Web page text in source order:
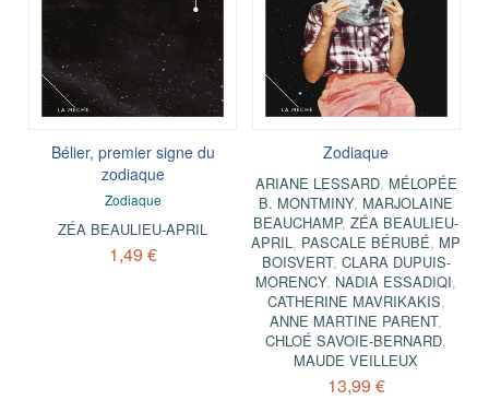
Bélier, premier signe du
zodiaque
Zodiaque
ZÉA BEAULIEU-APRIL
1,49 €
Zodiaque
ARIANE LESSARD, MÉLOPÉE
B. MONTMINY, MARJOLAINE
BEAUCHAMP,ZÉA BEAULIEU-
APRIL, PASCALE BÉRUBÉ, MP
BOISVERT, CLARA DUPUIS-
MORENCY, NADIA ESSADIQI,
CATHERINE MAVRIKAKIS,
ANNE MARTINE PARENT,
CHLOÉ SAVOIE-BERNARD,
MAUDE VEILLEUX
13,99 €